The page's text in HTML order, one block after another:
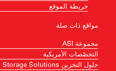
خريطة الموقع
مواقع ذات صلة
مجموعة ASI
التخصّصات الأمريكية
حلول التخزين ASI Storage Solutions